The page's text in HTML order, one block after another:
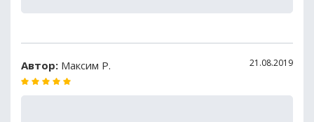
Автор: Максим Р. 21.08.2019